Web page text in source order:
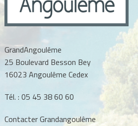
GrandAngoulême
25 Boulevard Besson Bey
16023 Angoulême Cedex
Tél. : 05 45 38 60 60
Contacter Grandangoulême